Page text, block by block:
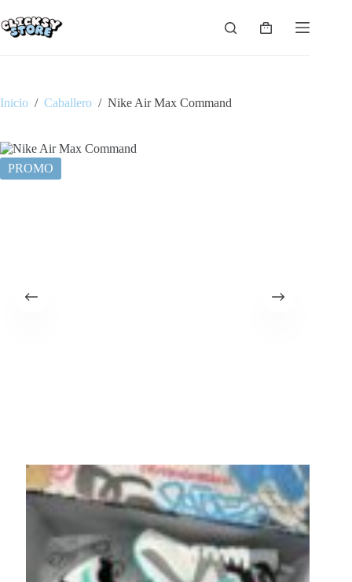
al
contenido
Carro
Inicio / Caballero / Nike Air Max Command
PROMO